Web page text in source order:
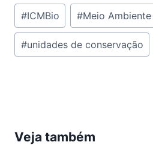
Tags
do
Post:
#ICMBio #Meio Ambiente
#unidades de conservação
Veja também